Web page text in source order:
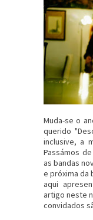
Muda-se o
querido
inclusive, a
Passámos
as bandas
e próxima da
aqui
artigo neste
convidados